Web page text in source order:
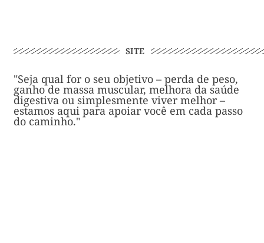
SITE
"Seja qual for o seu objetivo – perda de peso,
ganho de massa muscular, melhora da saúde
digestiva ou simplesmente viver melhor –
estamos aqui para apoiar você em cada passo
do caminho."